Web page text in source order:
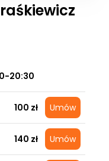
20:30
100 zł Umów
140 zł Umów